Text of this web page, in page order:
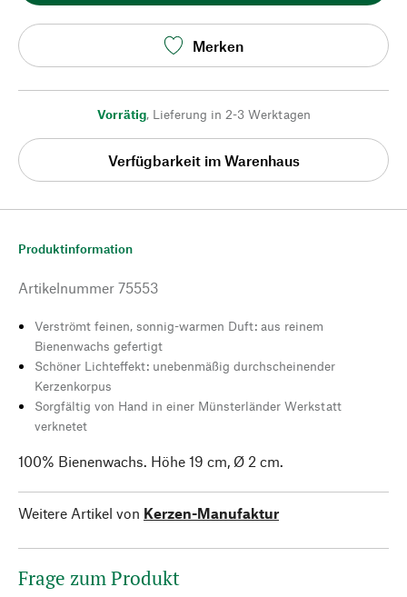
Merken
Vorrätig, Lieferung in 2-3 Werktagen
Verfügbarkeit im Warenhaus
Produktinformation
Artikelnummer 75553
Verströmt feinen, sonnig-warmen Duft: aus reinem
Bienenwachs gefertigt
Schöner Lichteffekt: unebenmäßig durchscheinender
Kerzenkorpus
Sorgfältig von Hand in einer Münsterländer Werkstatt
verknetet
100% Bienenwachs. Höhe 19 cm, Ø 2 cm.
Weitere Artikel von Kerzen-Manufaktur
Frage zum Produkt